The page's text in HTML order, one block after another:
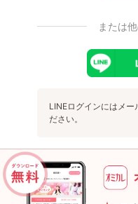
または
LINEログインにはメー
ださい。